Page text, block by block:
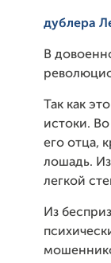
дублера
В
Так как
истоки. Во
его отца,
лошадь.
легкой
Из